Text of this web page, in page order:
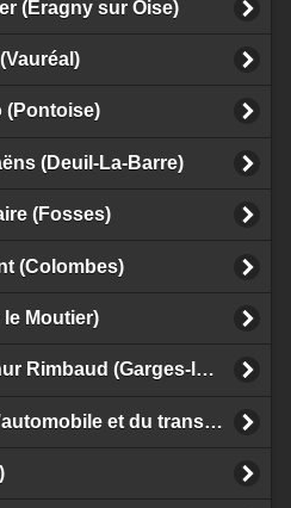
(Eragny sur Oise)
(Pontoise)
(Deuil-La-Barre)
(Fosses)
(Colombes)
le Moutier)
Lycée des métiers Arthur Rimbaud (Garges-lès-Gonesse)
Lycée des métiers de l’automobile et du transport Château d’Epluches (Saint Ouen l’Aumône)